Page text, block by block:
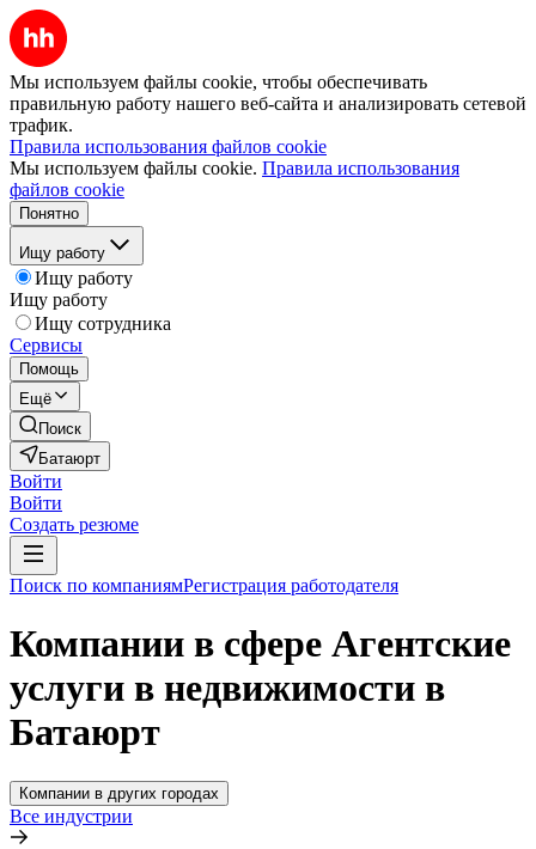
Мы используем файлы cookie, чтобы обеспечивать
правильную работу нашего веб-сайта и анализировать сетевой
трафик.
Правила использования файлов cookie
Мы используем файлы cookie. Правила использования
файлов cookie
Понятно
Ищу работу
Ищу работу
Ищу работу
Ищу сотрудника
Сервисы
Помощь
Ещё
Поиск
Батаюрт
Войти
Войти
Создать резюме
Поиск по компаниямРегистрация работодателя
Компании в сфере Агентские
услуги в недвижимости в
Батаюрт
Компании в других городах
Все индустрии